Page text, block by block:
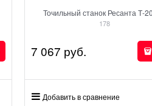
Точильный станок Ресанта Т-
178
7 067 руб.
Добавить в сравнение